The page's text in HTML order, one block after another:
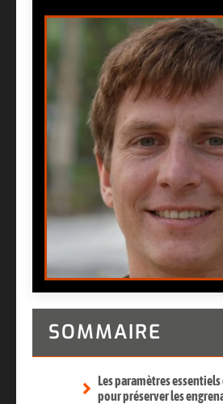
SOMMAIRE
Les paramètres
pour préserver les